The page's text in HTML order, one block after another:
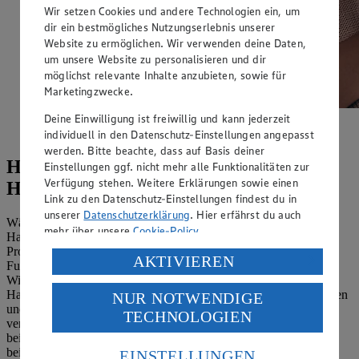
Hagebuttenpulver wird als Mittel gegen Schmerzen
angepriesen.
Hilft die Anwendung von
Hagebuttenpulver bei Arthrose?
Während die Faktenlage hinsichtlich des Nährstoffgehalts von
Hagebuttenpulver klar ist und die Hersteller entsprechender
Produkte mit Aussagen wie "Vitamin C trägt zu einer normalen
Funktion des Immunsystems bei" werben dürfen, sieht es mit
Wirkversprechen im Hinblick auf Krankheiten anders aus.
Hagebuttenpulver wird trotzdem als Mittel gegen Gelenkschmerzen
und Entzündungen angepriesen. So soll es die Regeneration
verschlissenen Gelenkknorpels unterstützen, Rheuma lindern und
bei Diabetes sowie Bluthochdruck helfen. Lass dich davon nicht
beirren: Es gibt zwar einige wenige klinische Studien, die bei
Wir setzen Cookies und andere Technologien ein, um
dir ein bestmögliches Nutzungserlebnis unserer
Website zu ermöglichen. Wir verwenden deine Daten,
um unsere Website zu personalisieren und dir
möglichst relevante Inhalte anzubieten, sowie für
Marketingzwecke.
Deine Einwilligung ist freiwillig und kann jederzeit
individuell in den Datenschutz-Einstellungen angepasst
werden. Bitte beachte, dass auf Basis deiner
Einstellungen ggf. nicht mehr alle Funktionalitäten zur
Verfügung stehen. Weitere Erklärungen sowie einen
Link zu den Datenschutz-Einstellungen findest du in
unserer Datenschutzerklärung. Hier erfährst du auch
mehr über unsereCookie-Policy.
Verarbeitung deiner personenbezogenen Daten in den
USA durch Facebook und YouTube:
Wenn du auf „Aktivieren“ klickst, willigst du im Sinne
des Art. 49 Abs. 1 Satz 1 lit. a) DSGVO ein, dass deine
Daten in den USA verarbeitet werden. Der EuGH sieht
die USA als Land mit einem nach europäischen
AKTIVIEREN
NUR NOTWENDIGE
TECHNOLOGIEN
EINSTELLUNGEN